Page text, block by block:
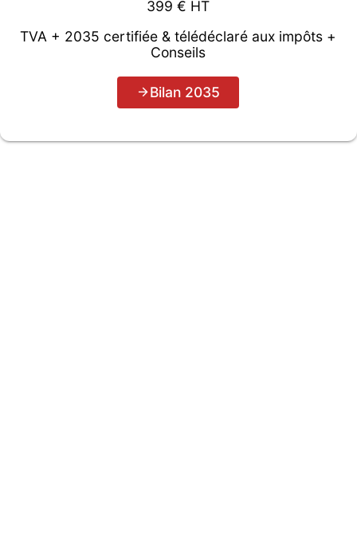
399 € HT
TVA + 2035 certifiée & télédéclaré aux impôts +
Conseils
Bilan 2035